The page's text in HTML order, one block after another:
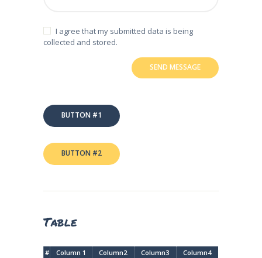
I agree that my submitted data is being
collected and stored.
BUTTON #1
BUTTON #2
Table
# Column 1 Column2 Column3 Column4